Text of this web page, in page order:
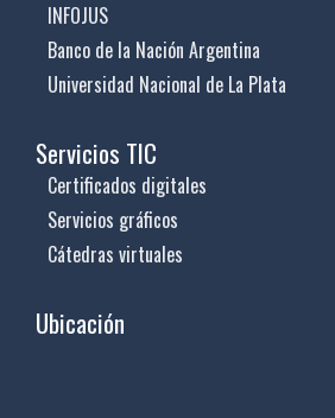
INFOJUS
Banco de la Nación Argentina
Universidad Nacional de La Plata
Servicios TIC
Certificados digitales
Servicios gráficos
Cátedras virtuales
Ubicación